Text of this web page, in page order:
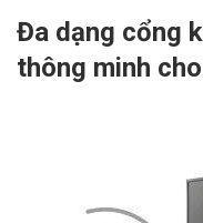
Đa dạng cổng
thông minh